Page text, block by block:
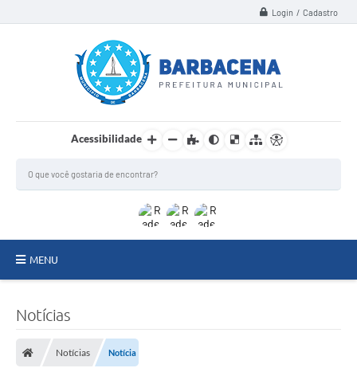
Login / Cadastro
Acessibilidade
MENU
Meio Ambiente
Notícias
Notícias Notícia